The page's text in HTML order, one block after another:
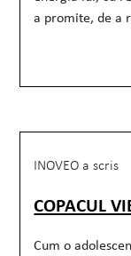
a promite, de a
INOVEO a scris
COPACUL
Cum o